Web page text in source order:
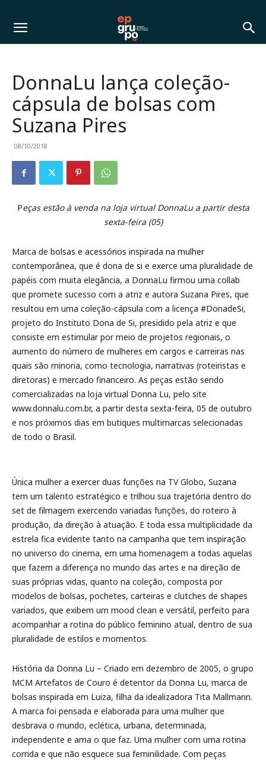
DonnaLu lança coleção-
cápsula de bolsas com
Suzana Pires
08/10/2018
Peças estão à venda na loja virtual DonnaLu a partir desta
sexta-feira (05)
Marca de bolsas e acessórios inspirada na mulher
contemporânea, que é dona de si e exerce uma pluralidade de
papéis com muita elegância, a DonnaLu firmou uma collab
que promete sucesso com a atriz e autora Suzana Pires, que
resultou em uma coleção-cápsula com a licença #DonadeSi,
projeto do Instituto Dona de Si, presidido pela atriz e que
consiste em estimular por meio de projetos regionais, o
aumento do número de mulheres em cargos e carreiras nas
quais são minoria, como tecnologia, narrativas (roteiristas e
diretoras) e mercado financeiro. As peças estão sendo
comercializadas na loja virtual Donna Lu, pelo site
www.donnalu.com.br, a partir desta sexta-feira, 05 de outubro
e nos próximos dias em butiques multimarcas selecionadas
de todo o Brasil.
Única mulher a exercer duas funções na TV Globo, Suzana
tem um talento estratégico e trilhou sua trajetória dentro do
set de filmagem exercendo variadas funções, do roteiro à
produção, da direção à atuação. E toda essa multiplicidade da
estrela fica evidente tanto na campanha que tem inspiração
no universo do cinema, em uma homenagem a todas aquelas
que fazem a diferença no mundo das artes e na direção de
suas próprias vidas, quanto na coleção, composta por
modelos de bolsas, pochetes, carteiras e clutches de shapes
variados, que exibem um mood clean e versátil, perfeito para
acompanhar a rotina do público feminino atual, dentro de sua
pluralidade de estilos e momentos.
História da Donna Lu – Criado em dezembro de 2005, o grupo
MCM Artefatos de Couro é detentor da Donna Lu, marca de
bolsas inspirada em Luiza, filha da idealizadora Tita Mallmann.
A marca foi pensada e elaborada para uma mulher que
desbrava o mundo, eclética, urbana, determinada,
independente e ama o que faz. Uma mulher com uma rotina
corrida e que não esquece sua feminilidade. Com peças